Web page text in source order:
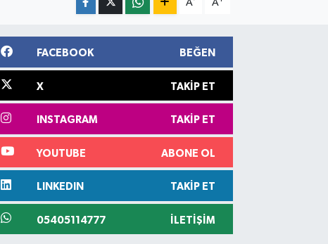
A A
FACEBOOK BEĞEN
X TAKIP ET
INSTAGRAM TAKIP ET
YOUTUBE ABONE OL
LINKEDIN TAKIP ET
05405114777 İLETIŞIM